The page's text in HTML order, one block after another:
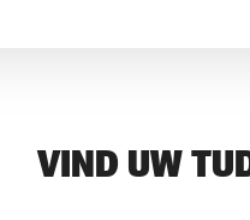
VIND UW